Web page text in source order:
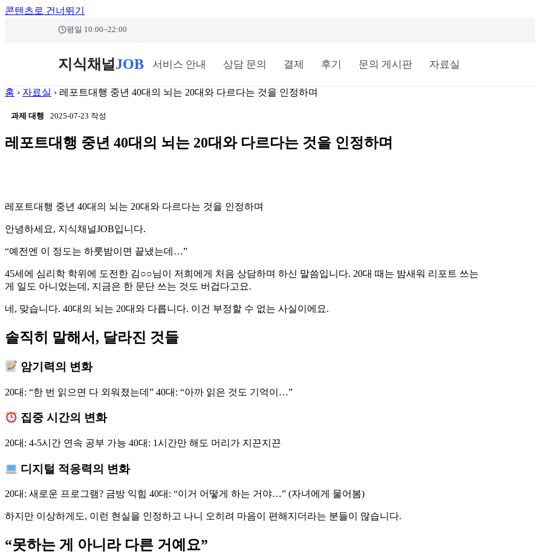
콘텐츠로 건너뛰기
평일 10:00~22:00
지식채널 JOB 서비스 안내 상담 문의 결제 후기 문의 게시판 자료실
홈 › 자료실 › 레포트대행 중년 40대의 뇌는 20대와 다르다는 것을 인정하며
과제 대행 2025-07-23 작성
레포트대행 중년 40대의 뇌는 20대와 다르다는 것을 인정하며
레포트대행 중년 40대의 뇌는 20대와 다르다는 것을 인정하며
안녕하세요, 지식채널JOB입니다.
“예전엔 이 정도는 하룻밤이면 끝냈는데…”
45세에 심리학 학위에 도전한 김○○님이 저희에게 처음 상담하며 하신 말씀입니다. 20대 때는 밤새워 리포트 쓰는
게 일도 아니었는데, 지금은 한 문단 쓰는 것도 버겁다고요.
네, 맞습니다. 40대의 뇌는 20대와 다릅니다. 이건 부정할 수 없는 사실이에요.
솔직히 말해서, 달라진 것들
암기력의 변화
20대: “한 번 읽으면 다 외워졌는데” 40대: “아까 읽은 것도 기억이…”
집중 시간의 변화
20대: 4-5시간 연속 공부 가능 40대: 1시간만 해도 머리가 지끈지끈
디지털 적응력의 변화
20대: 새로운 프로그램? 금방 익힘 40대: “이거 어떻게 하는 거야…” (자녀에게 물어봄)
하지만 이상하게도, 이런 현실을 인정하고 나니 오히려 마음이 편해지더라는 분들이 많습니다.
“못하는 게 아니라 다른 거예요”